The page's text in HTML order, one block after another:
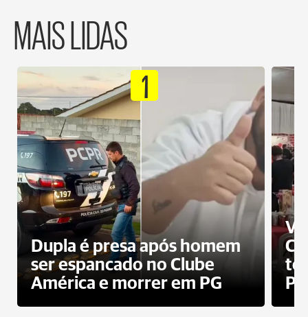
MAIS LIDAS
1
Dupla é presa após homem
ser espancado no Clube
América e morrer em PG
PG